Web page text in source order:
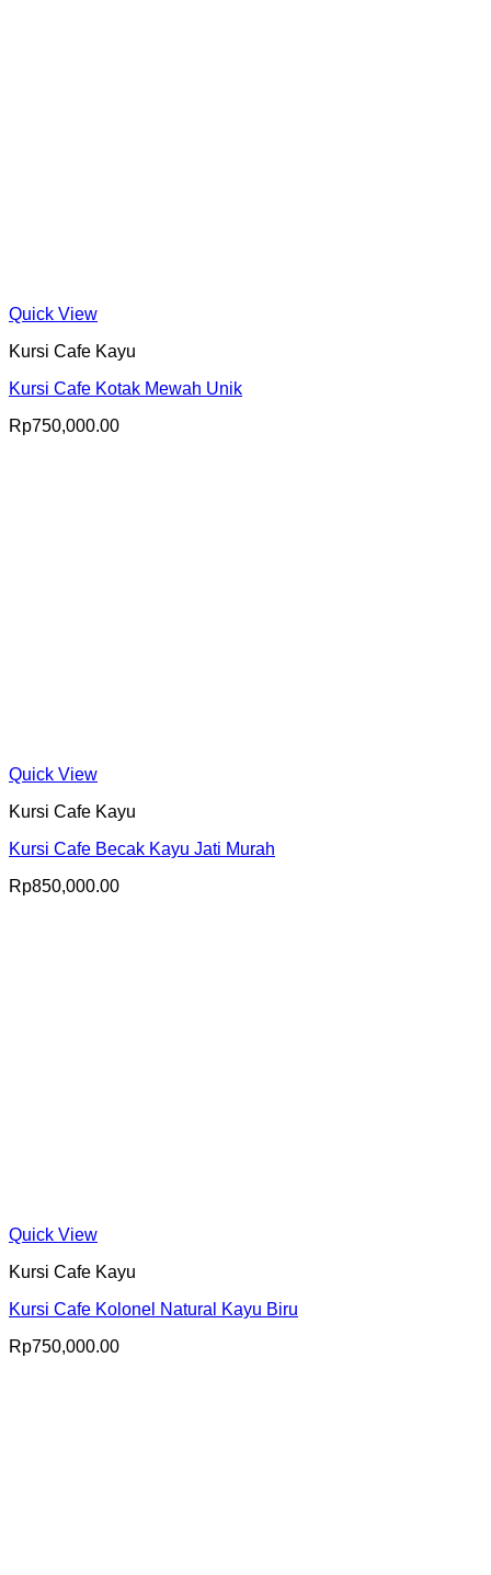
Quick View
Kursi Cafe Kayu
Kursi Cafe Kotak Mewah Unik
Rp750,000.00
Quick View
Kursi Cafe Kayu
Kursi Cafe Becak Kayu Jati Murah
Rp850,000.00
Quick View
Kursi Cafe Kayu
Kursi Cafe Kolonel Natural Kayu Biru
Rp750,000.00